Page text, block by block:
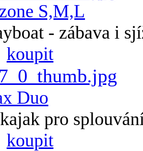
S,M,L
- zábava i
koupit
Duo
pro
koupit